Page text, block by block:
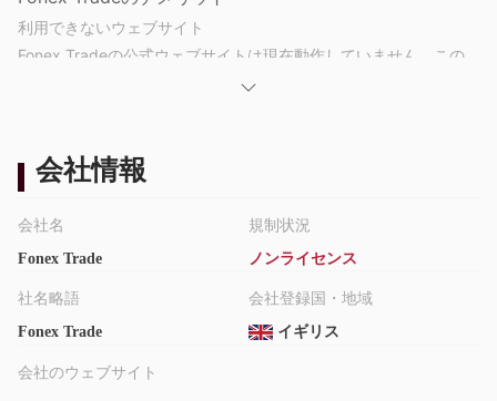
利用できないウェブサイト
Fonex Tradeの公式ウェブサイトは現在動作していません。この
会社は閉鎖されている可能性があります。
い間機能していないため、オンラインで見つけることができま
す。
規制上の障壁
いないブローカーと口座を開設することを真剣に考える場合は、
慎重に注意してリスクを見極める必要があります。
取引プラットフォーム
会社情報
会社名
Fonex Trade
社名略語
Fonex Trade
規制状況
ノンライセンス
会社登録国・地域
イギリス
会社のウェブサイト